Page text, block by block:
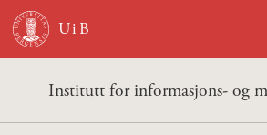
Hopp til hovedinnhold
Institutt for informasjons- og